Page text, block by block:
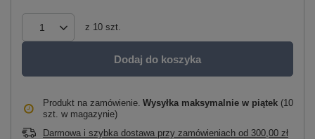
z 10 szt.
Dodaj do koszyka
Produkt na zamówienie Wysyłka maksymalnie w piątek (10
szt. w magazynie)
Darmowa i szybka dostawa przy zamówieniach od 300,00 zł